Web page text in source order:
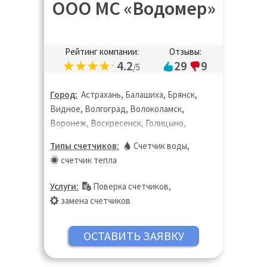
ООО МС «Водомер»
Рейтинг компании:
4.2/5
Отзывы:
29 9
Город: Астрахань, Балашиха, Брянск,
Видное, Волгоград, Волоколамск,
Воронеж, Воскресенск, Голицыно,
Дмитров, Долгопрудный, Домодедово,
Дубна, Екатеринбург, Жуковский,
Зарайск, Звенигород, Иваново,
Ивантеевка, Ижевск, Истра, Казань,
Калининград, Калуга, Кашира, Кинешма,
Киров, Клин, Коломна, Королёв,
Кострома, Котельники, Красногорск,
Краснодар, Краснодар, Краснозаводск,
Типы счетчиков: Счетчик воды,
счетчик тепла
Услуги: Поверка счетчиков,
замена счетчиков